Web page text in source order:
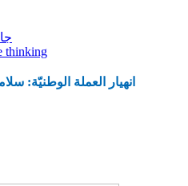
thinking
انهيار العملة الوطنيّة: